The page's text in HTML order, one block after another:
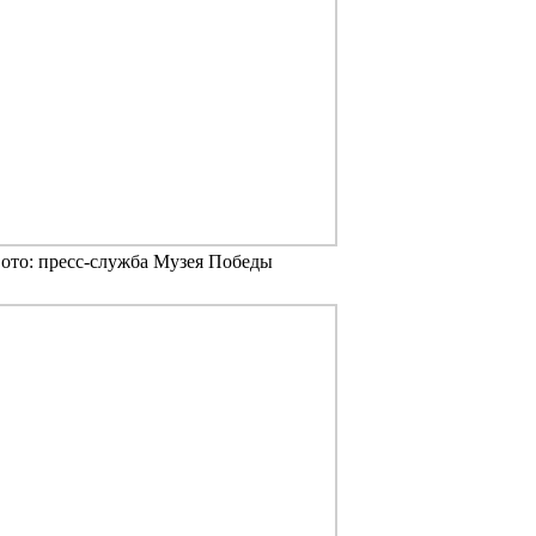
пресс-служба Музея Победы